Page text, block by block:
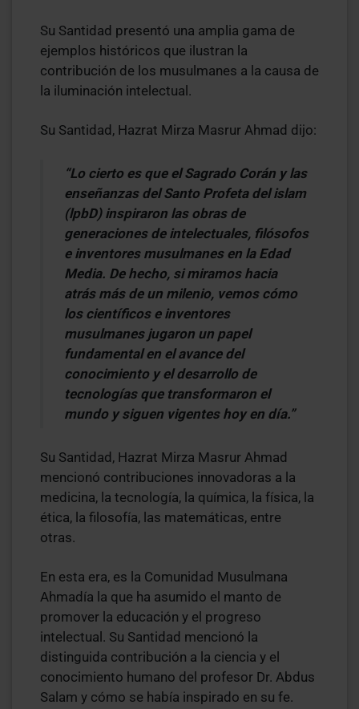
Su Santidad presentó una amplia gama de
ejemplos históricos que ilustran la
contribución de los musulmanes a la causa de
la iluminación intelectual.
Su Santidad, Hazrat Mirza Masrur Ahmad dijo:
“Lo cierto es que el Sagrado Corán y las
enseñanzas del Santo Profeta del islam
(lpbD) inspiraron las obras de
generaciones de intelectuales, filósofos
e inventores musulmanes en la Edad
Media. De hecho, si miramos hacia
atrás más de un milenio, vemos cómo
los científicos e inventores
musulmanes jugaron un papel
fundamental en el avance del
conocimiento y el desarrollo de
tecnologías que transformaron el
mundo y siguen vigentes hoy en día.”
Su Santidad, Hazrat Mirza Masrur Ahmad
mencionó contribuciones innovadoras a la
medicina, la tecnología, la química, la física, la
ética, la filosofía, las matemáticas, entre
otras.
En esta era, es la Comunidad Musulmana
Ahmadía la que ha asumido el manto de
promover la educación y el progreso
intelectual. Su Santidad mencionó la
distinguida contribución a la ciencia y el
conocimiento humano del profesor Dr. Abdus
Salam y cómo se había inspirado en su fe.